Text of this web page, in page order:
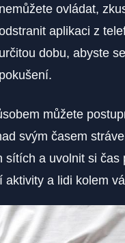
nemůžete ovládat,
aplikaci z
určitou dobu, abyste
pokušení.
můžete
svým časem
sítích a uvolnit si čas
aktivity a lidi kolem